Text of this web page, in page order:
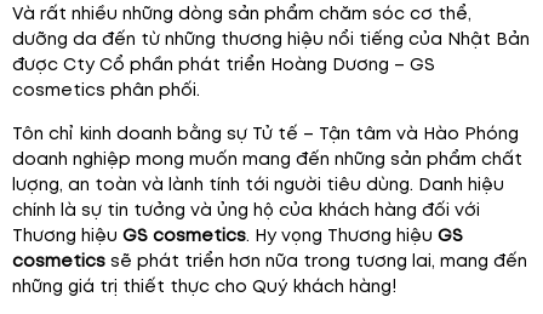
Và rất nhiều những dòng sản phẩm chăm sóc cơ thể,
dưỡng da đến từ những thương hiệu nổi tiếng của Nhật Bản
được Cty Cổ phần phát triển Hoàng Dương – GS
cosmetics phân phối.
Tôn chỉ kinh doanh bằng sự Tử tế – Tận tâm và Hào Phóng
doanh nghiệp mong muốn mang đến những sản phẩm chất
lượng, an toàn và lành tính tới người tiêu dùng. Danh hiệu
chính là sự tin tưởng và ủng hộ của khách hàng đối với
Thương hiệu GS cosmetics. Hy vọng Thương hiệu GS
cosmetics sẽ phát triển hơn nữa trong tương lai, mang đến
những giá trị thiết thực cho Quý khách hàng!